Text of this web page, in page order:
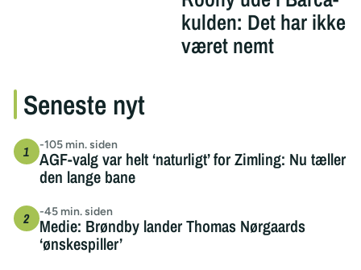
kulden: Det har ikke
været nemt
Seneste nyt
-105 min. siden
AGF-valg var helt ‘naturligt’ for Zimling: Nu tæller
den lange bane
-45 min. siden
Medie: Brøndby lander Thomas Nørgaards
‘ønskespiller’